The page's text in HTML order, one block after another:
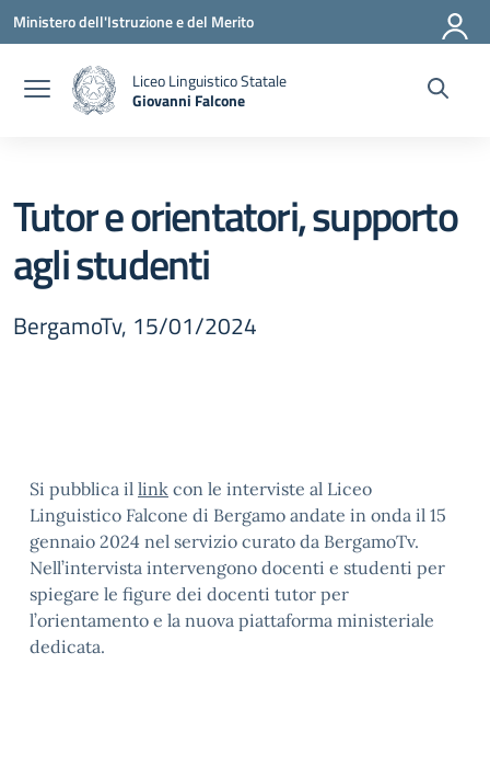
Vai ai contenuti
Vai al menu di navigazione
Vai al footer
Ministero dell'Istruzione e del Merito
Liceo Linguistico Statale
Giovanni Falcone
Tutor e orientatori, supporto
agli studenti
BergamoTv, 15/01/2024
Si pubblica il link con le interviste al Liceo
Linguistico Falcone di Bergamo andate in onda il 15
gennaio 2024 nel servizio curato da BergamoTv.
Nell’intervista intervengono docenti e studenti per
spiegare le figure dei docenti tutor per
l’orientamento e la nuova piattaforma ministeriale
dedicata.